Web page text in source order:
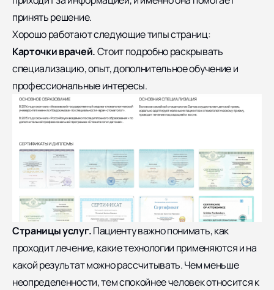
принять решение.
Хорошо работают следующие типы страниц:
Карточки врачей.Стоит подробно раскрывать
специализацию, опыт, дополнительное обучение и
профессиональные интересы.
Страницы услуг.Пациенту важно понимать, как
проходит лечение, какие технологии применяются и на
какой результат можно рассчитывать. Чем меньше
неопределенности, тем спокойнее человек относится к